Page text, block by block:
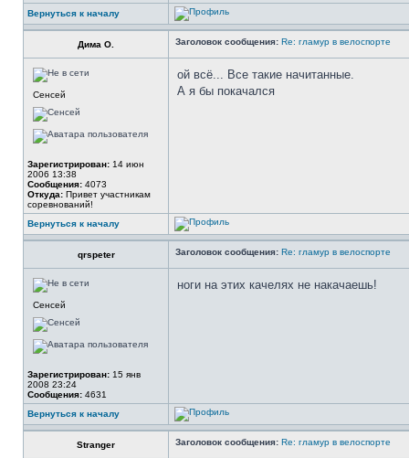
Вернуться к началу
Дима О. Заголовок сообщения: Re: гламур в велоспорте
Сенсей
Зарегистрирован: 14 июн
2006 13:38
Сообщения: 4073
Откуда: Привет участникам
соревнований!
ой всё... Все такие начитанные.
А я бы покачался
Вернуться к началу
qrspeter Заголовок сообщения: Re: гламур в велоспорте
Сенсей
Зарегистрирован: 15 янв
2008 23:24
Сообщения: 4631
ноги на этих качелях не накачаешь!
Вернуться к началу
Stranger Заголовок сообщения: Re: гламур в велоспорте